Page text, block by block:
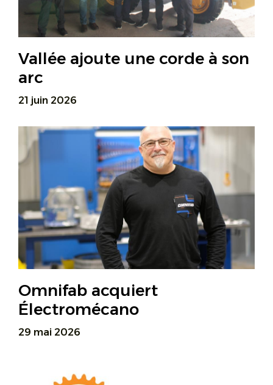
Vallée ajoute une corde à son
arc
21 juin 2026
Omnifab acquiert
Électromécano
29 mai 2026